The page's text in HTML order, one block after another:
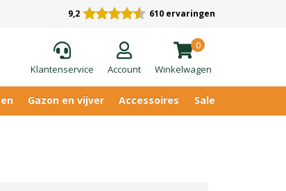
9,2 610 ervaringen
Klantenservice Account
0
Winkelwagen
Gazon en vijver Accessoires Sale